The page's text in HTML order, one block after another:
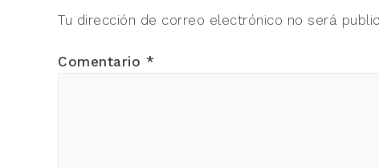
Tu dirección de correo electrónico no será
Comentario *